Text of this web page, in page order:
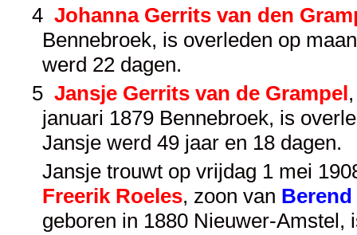
4 Johanna Gerrits van den
Bennebroek, is overleden op
werd 22 dagen.
5 Jansje Gerrits van de Grampel
januari 1879 Bennebroek, is
Jansje werd 49 jaar en 18 dagen.
Jansje trouwt op vrijdag 1 mei
Freerik Roeles, zoon van
geboren in 1880 Nieuwer-Amstel,